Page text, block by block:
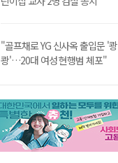
"골프채로 YG 신사옥 출입문 '쾅
쾅'…20대 여성 현행범 체포"